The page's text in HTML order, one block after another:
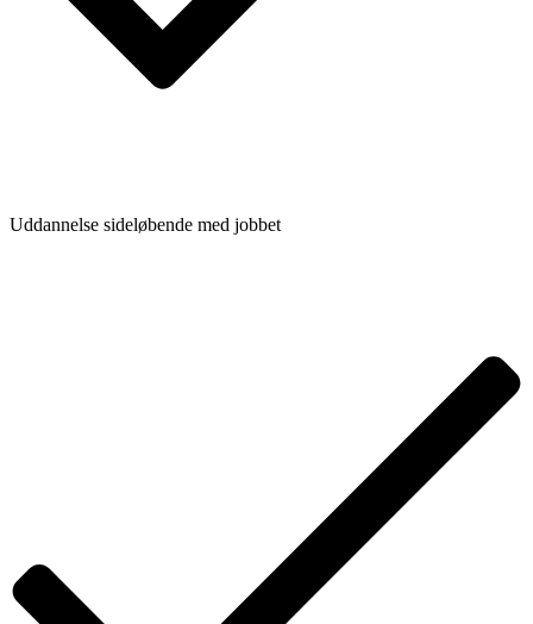
Uddannelse sideløbende med jobbet